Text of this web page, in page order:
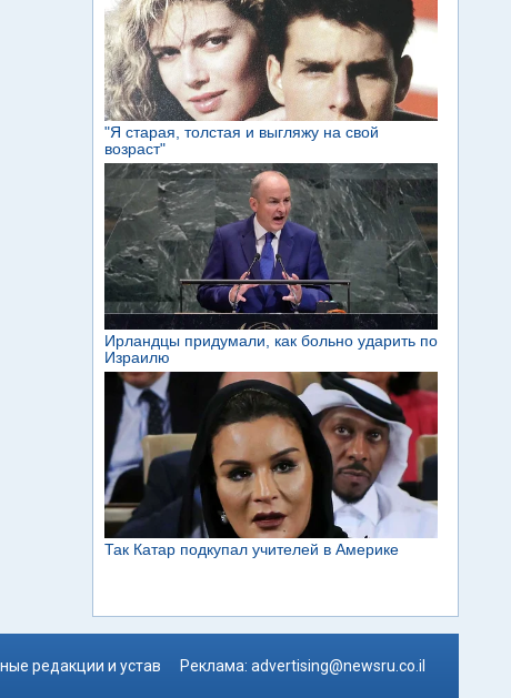
редакции и устав Реклама: advertising@newsru.co.il